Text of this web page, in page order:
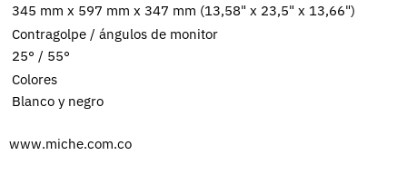
345 mm x 597 mm x 347 mm (13,58" x 23,5" x 13,66")
Contragolpe / ángulos de monitor
25° / 55°
Colores
Blanco y negro
www.miche.com.co